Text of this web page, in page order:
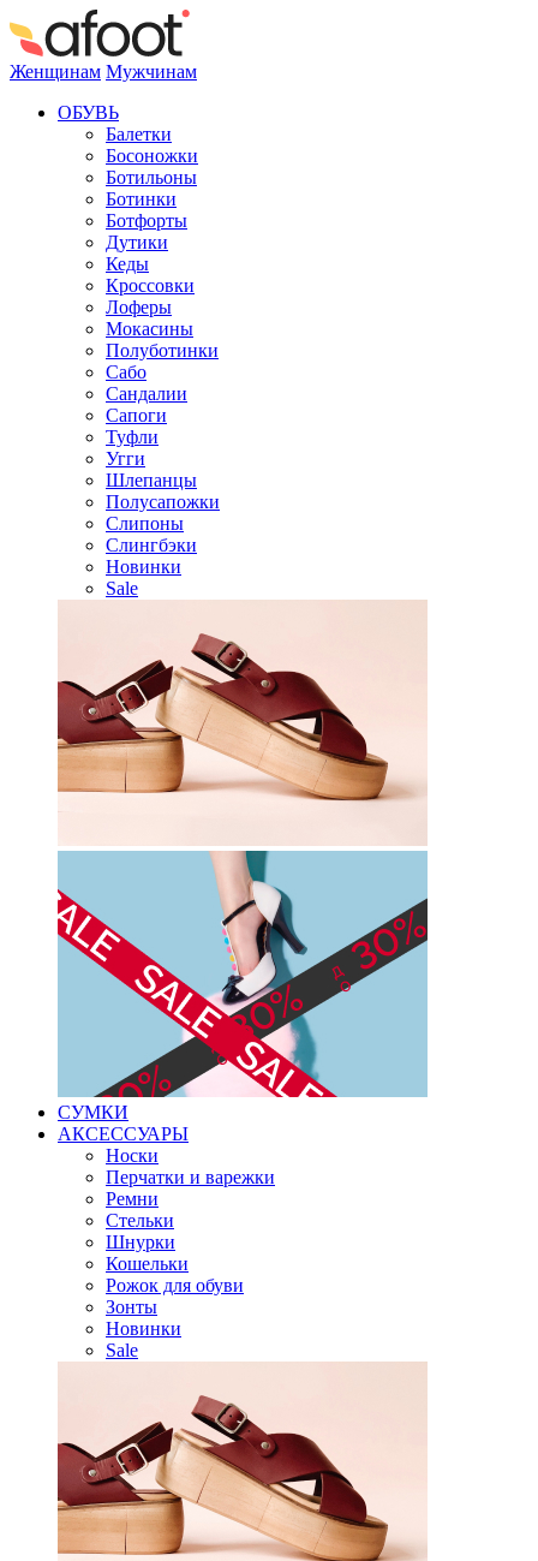
Женщинам Мужчинам
ОБУВЬ
Балетки
Босоножки
Ботильоны
Ботинки
Ботфорты
Дутики
Кеды
Кроссовки
Лоферы
Мокасины
Полуботинки
Сабо
Сандалии
Сапоги
Туфли
Угги
Шлепанцы
Полусапожки
Слипоны
Слингбэки
Новинки
Sale
СУМКИ
АКСЕССУАРЫ
Носки
Перчатки и варежки
Ремни
Стельки
Шнурки
Кошельки
Рожок для обуви
Зонты
Новинки
Sale